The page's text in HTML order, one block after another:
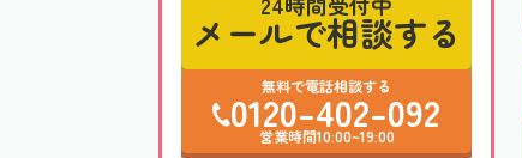
メールで相談する
無料で電話相談する
0120-402-092
営業時間10:00~19:00